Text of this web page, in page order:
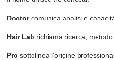
Doctorcomunica analisi e
Hair Lab richiama ricerca,
Pro sottolinea l’origine